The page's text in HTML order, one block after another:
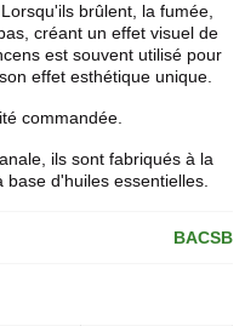
brûlent, la fumée,
créant un effet visuel de
est souvent utilisé pour
effet esthétique unique.
commandée.
ils sont fabriqués à la
d'huiles essentielles.
BACSB